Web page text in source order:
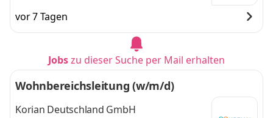
vor 7 Tagen
Jobszu dieser Suche per Mail erhalten
Wohnbereichsleitung (w/m/d)
Korian Deutschland GmbH